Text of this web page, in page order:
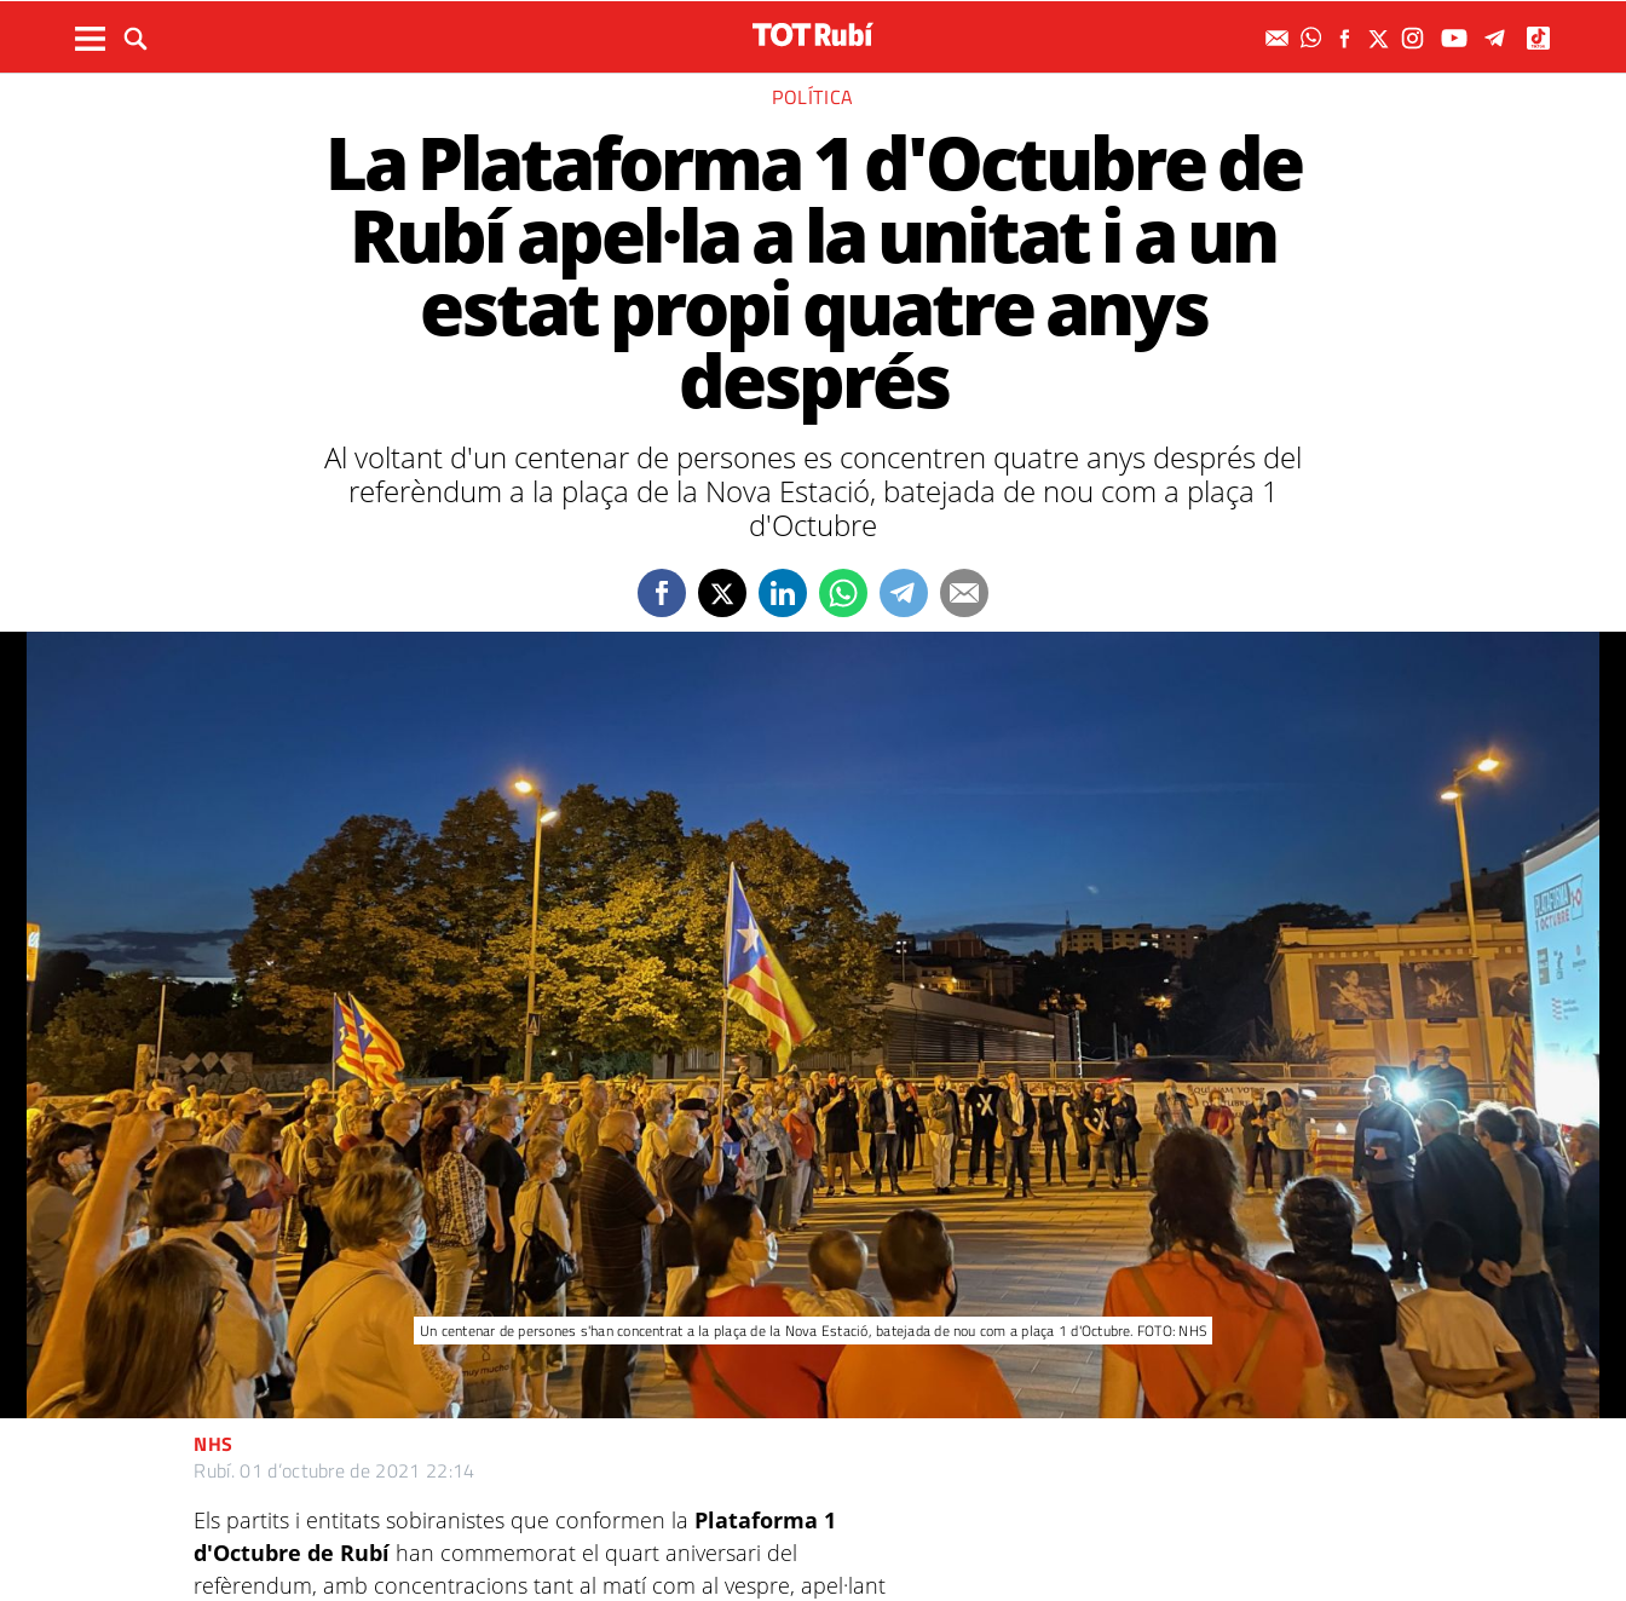
POLÍTICA
La Plataforma 1 d'Octubre de
Rubí apel·la a la unitat i a un
estat propi quatre anys
després
Al voltant d'un centenar de persones es concentren quatre anys després del
referèndum a la plaça de la Nova Estació, batejada de nou com a plaça 1
d'Octubre
Un centenar de persones s'han concentrat a la plaça de la Nova Estació, batejada de nou com a plaça 1 d'Octubre. FOTO: NHS
NHS
Rubí. 01 d’octubre de 2021 22:14
Els partits i entitats sobiranistes que conformen la Plataforma 1
d'Octubre de Rubí han commemorat el quart aniversari del
refèrendum, amb concentracions tant al matí com al vespre, apel·lant